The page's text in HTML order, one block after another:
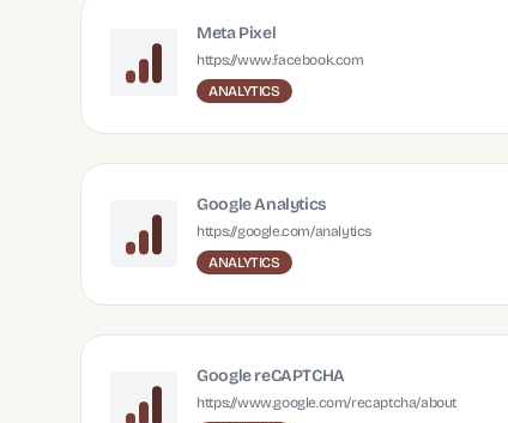
Meta Pixel
https://www.facebook.com
ANALYTICS
Google Analytics
https://google.com/analytics
ANALYTICS
Google reCAPTCHA
https://www.google.com/recaptcha/about